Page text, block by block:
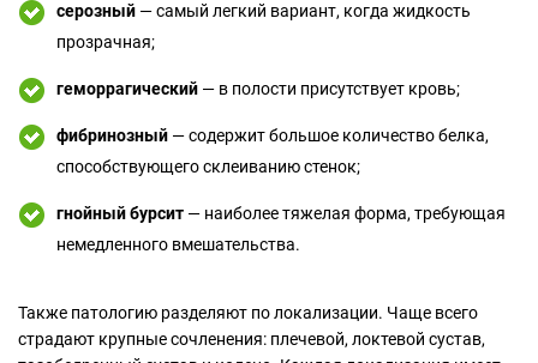
серозный — самый легкий вариант, когда жидкость
прозрачная;
геморрагический — в полости присутствует кровь;
фибринозный — содержит большое количество белка,
способствующего склеиванию стенок;
гнойный бурсит — наиболее тяжелая форма, требующая
немедленного вмешательства.
Также патологию разделяют по локализации. Чаще всего
страдают крупные сочленения: плечевой, локтевой сустав,